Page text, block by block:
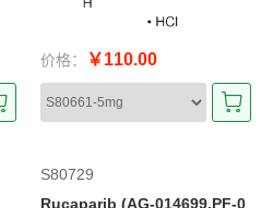
价格： ￥110.00
S80729
Rucaparib (AG-014699,PF-0